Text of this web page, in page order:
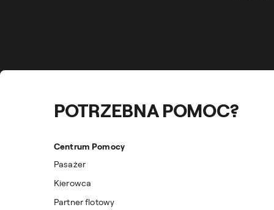
POTRZEBNA POMOC?
Centrum Pomocy
Pasażer
Kierowca
Partner flotowy